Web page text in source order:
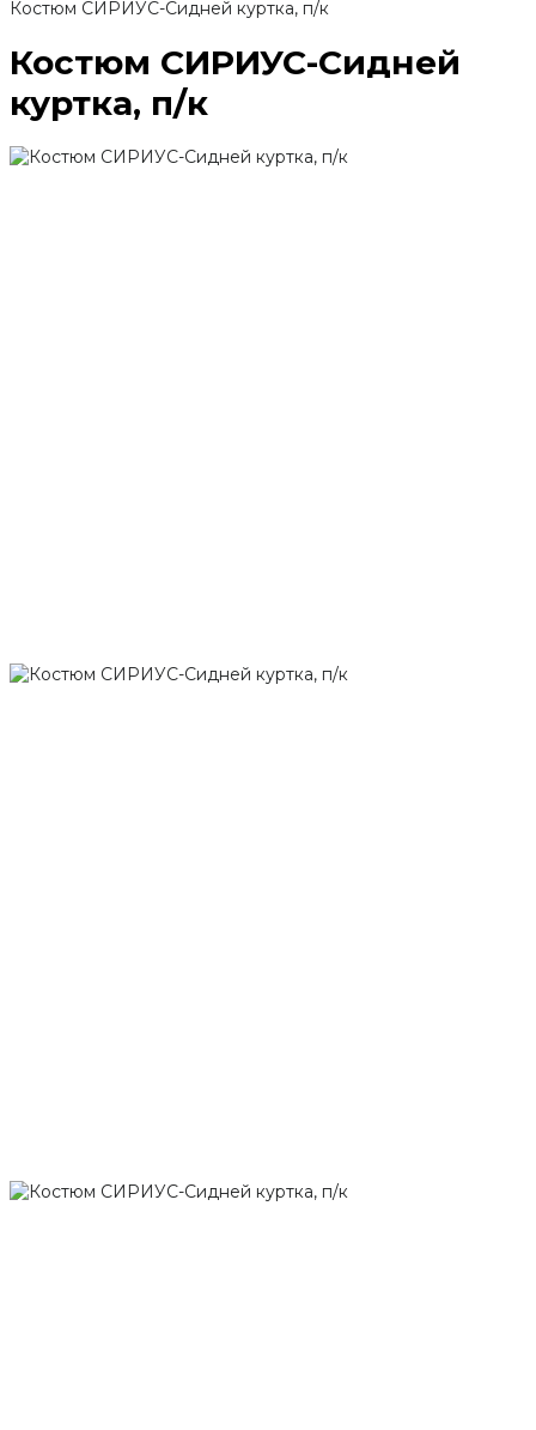
Костюм СИРИУС-Сидней куртка, п/к
Костюм СИРИУС-Сидней
куртка, п/к